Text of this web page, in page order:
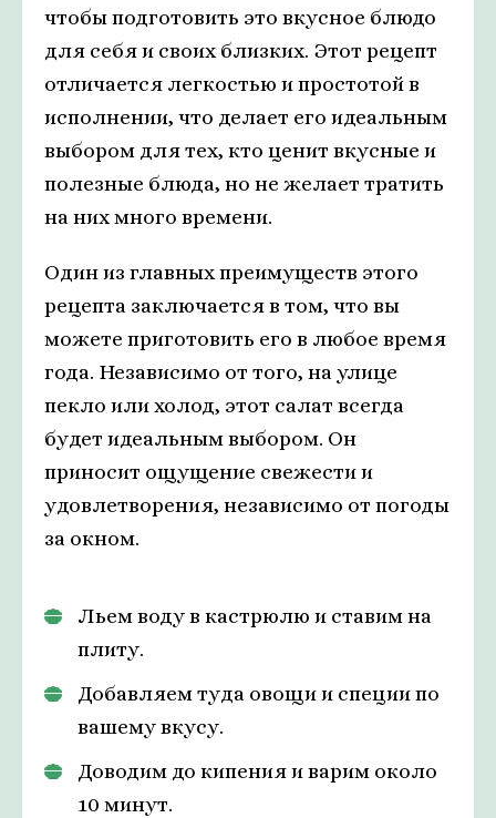
чтобы подготовить это вкусное блюдо
для себя и своих близких. Этот рецепт
отличается легкостью и простотой в
исполнении, что делает его идеальным
выбором для тех, кто ценит вкусные и
полезные блюда, но не желает тратить
на них много времени.
Один из главных преимуществ этого
рецепта заключается в том, что вы
можете приготовить его в любое время
года. Независимо от того, на улице
пекло или холод, этот салат всегда
будет идеальным выбором. Он
приносит ощущение свежести и
удовлетворения, независимо от погоды
за окном.
Льем воду в кастрюлю и ставим на
плиту.
Добавляем туда овощи и специи по
вашему вкусу.
Доводим до кипения и варим около
10 минут.